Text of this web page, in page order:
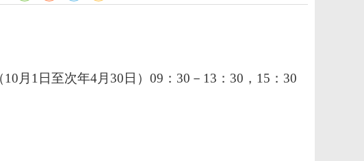
月1日至次年4月30日）09：30－13：30，15：30